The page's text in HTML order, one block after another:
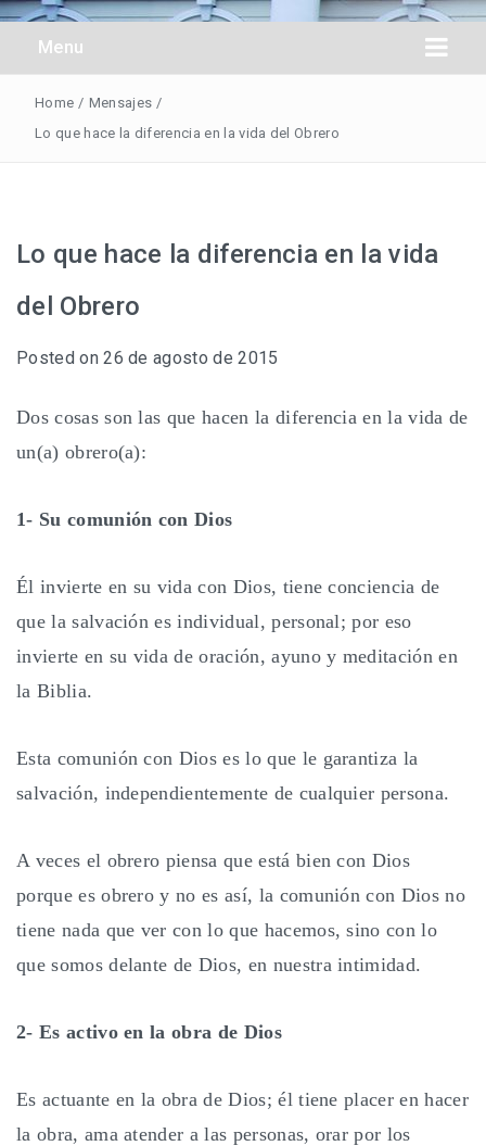
Obreros Universal
Menu
Home / Mensajes /
Lo que hace la diferencia en la vida del Obrero
Lo que hace la diferencia en la vida
del Obrero
Posted on26 de agosto de 2015
Dos cosas son las que hacen la diferencia en la vida de
un(a) obrero(a):
1- Su comunión con Dios
Él invierte en su vida con Dios, tiene conciencia de
que la salvación es individual, personal; por eso
invierte en su vida de oración, ayuno y meditación en
la Biblia.
Esta comunión con Dios es lo que le garantiza la
salvación, independientemente de cualquier persona.
A veces el obrero piensa que está bien con Dios
porque es obrero y no es así, la comunión con Dios no
tiene nada que ver con lo que hacemos, sino con lo
que somos delante de Dios, en nuestra intimidad.
2- Es activo en la obra de Dios
Es actuante en la obra de Dios; él tiene placer en hacer
la obra, ama atender a las personas, orar por los